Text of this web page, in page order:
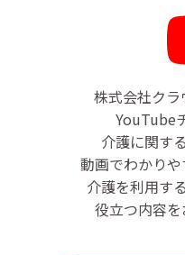
株式会社ク
YouTube
介護に関す
動画でわかりや
介護を利用す
役立つ内容を